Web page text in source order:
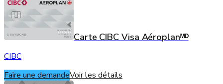
Carte CIBC Visa Aéroplanᴹᴰ
CIBC
Faire une demandeVoir les détails